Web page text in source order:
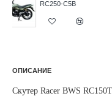
ОПИСАНИЕ
Скутер Racer BWS